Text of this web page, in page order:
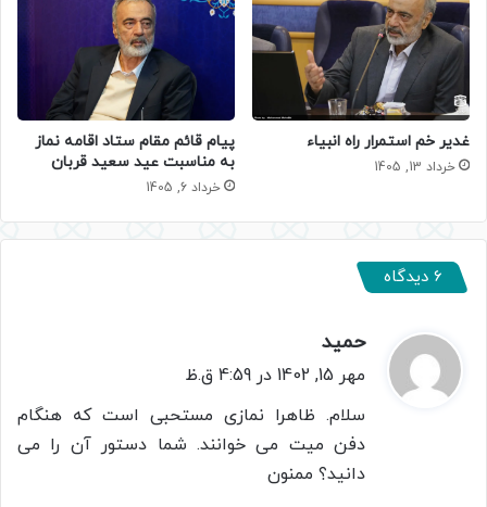
غدیر خم استمرار راه انبیاء
خرداد 13, 1405
پیام قائم مقام ستاد اقامه نماز
به مناسبت عید سعید قربان
خرداد 6, 1405
6 دیدگاه
حمید
ف
مهر 15, 1402 در 4:59 ق.ظ
سلام. ظاهرا نمازی مستحبی است که هنگام
دفن میت می خوانند. شما دستور آن را می
دانید؟ ممنون